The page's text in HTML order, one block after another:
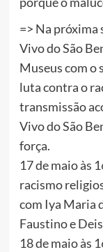
=> Na próxima
Vivo do São
Museus com o
luta contra o
transmissão
Vivo do São
força.
17 de maio às
racismo
com Iya Maria
Faustino e
18 de maio às